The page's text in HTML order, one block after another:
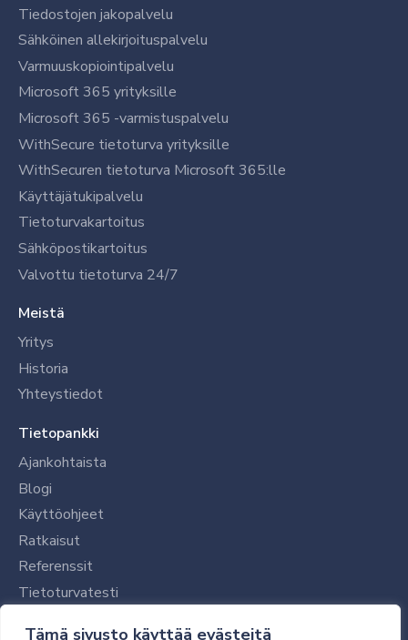
Tämä sivusto käyttää evästeitä
Tiedostojen jakopalvelu
Sähköinen allekirjoituspalvelu
Varmuuskopiointipalvelu
Microsoft 365 yrityksille
Microsoft 365 -varmistuspalvelu
WithSecure tietoturva yrityksille
WithSecuren tietoturva Microsoft 365:lle
Käyttäjätukipalvelu
Tietoturvakartoitus
Sähköpostikartoitus
Valvottu tietoturva 24/7
Meistä
Yritys
Historia
Yhteystiedot
Tietopankki
Ajankohtaista
Blogi
Käyttöohjeet
Ratkaisut
Referenssit
Tietoturvatesti
Tilaajalle